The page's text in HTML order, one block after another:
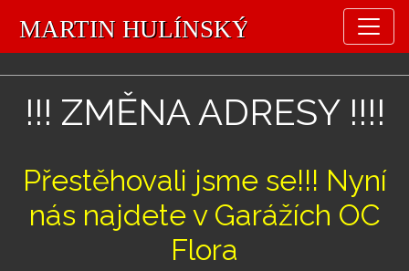
!!! ZMĚNA ADRESY !!!!
Přestěhovali jsme se!!! Nyní
nás najdete v Garážích OC
Flora